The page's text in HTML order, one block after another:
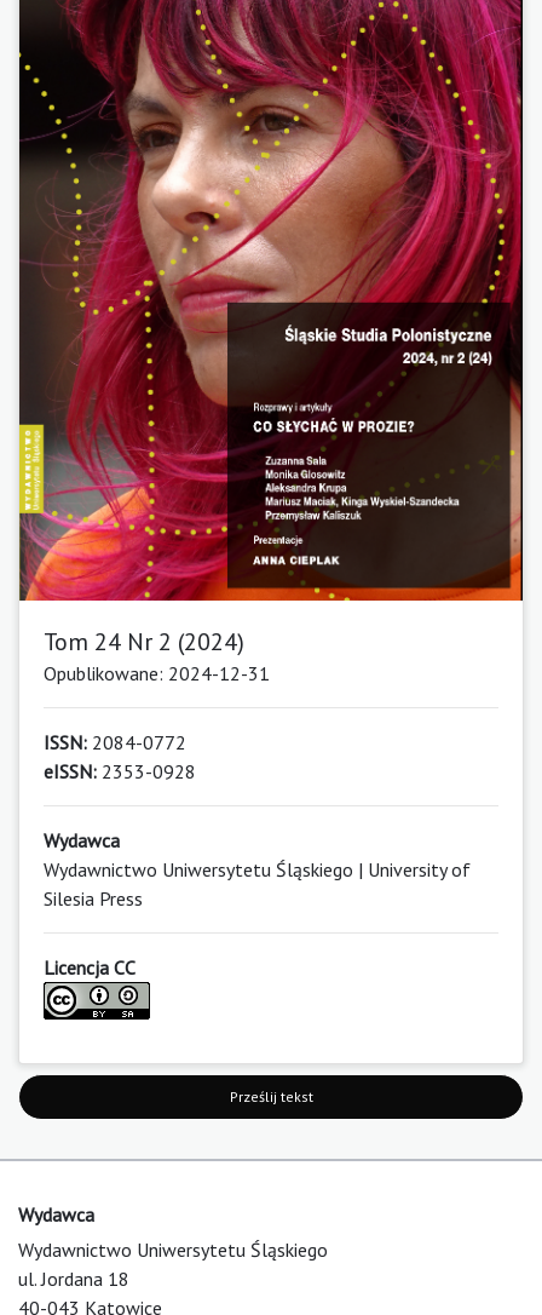
Tom 24 Nr 2 (2024)
Opublikowane: 2024-12-31
ISSN: 2084-0772
eISSN: 2353-0928
Wydawca
Wydawnictwo Uniwersytetu Śląskiego | University of
Silesia Press
Licencja CC
Prześlij tekst
Wydawca
Wydawnictwo Uniwersytetu Śląskiego
ul. Jordana 18
40-043 Katowice